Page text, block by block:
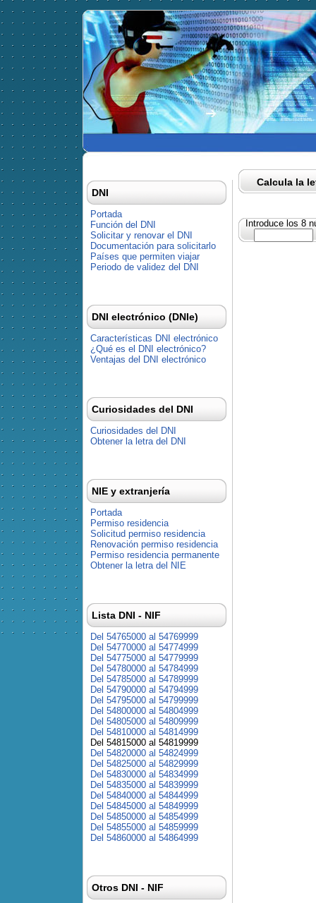
Calcula la
Introduce los 8
DNI
Portada
Función del DNI
Solicitar y renovar el DNI
Documentación para solicitarlo
Países que permiten viajar
Periodo de validez del DNI
DNI electrónico (DNIe)
Características DNI electrónico
¿Qué es el DNI electrónico?
Ventajas del DNI electrónico
Curiosidades del DNI
Curiosidades del DNI
Obtener la letra del DNI
NIE y extranjería
Portada
Permiso residencia
Solicitud permiso residencia
Renovación permiso residencia
Permiso residencia permanente
Obtener la letra del NIE
Lista DNI - NIF
Del 54765000 al 54769999
Del 54770000 al 54774999
Del 54775000 al 54779999
Del 54780000 al 54784999
Del 54785000 al 54789999
Del 54790000 al 54794999
Del 54795000 al 54799999
Del 54800000 al 54804999
Del 54805000 al 54809999
Del 54810000 al 54814999
Del 54815000 al 54819999
Del 54820000 al 54824999
Del 54825000 al 54829999
Del 54830000 al 54834999
Del 54835000 al 54839999
Del 54840000 al 54844999
Del 54845000 al 54849999
Del 54850000 al 54854999
Del 54855000 al 54859999
Del 54860000 al 54864999
Otros DNI - NIF